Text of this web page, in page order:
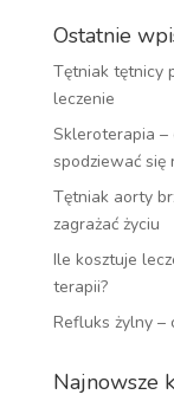
Ostatnie
Tętniak tętnicy
leczenie
Skleroterapia –
spodziewać się
Tętniak aorty
zagrażać życiu
Ile kosztuje
terapii?
Refluks żylny –
Najnowsze